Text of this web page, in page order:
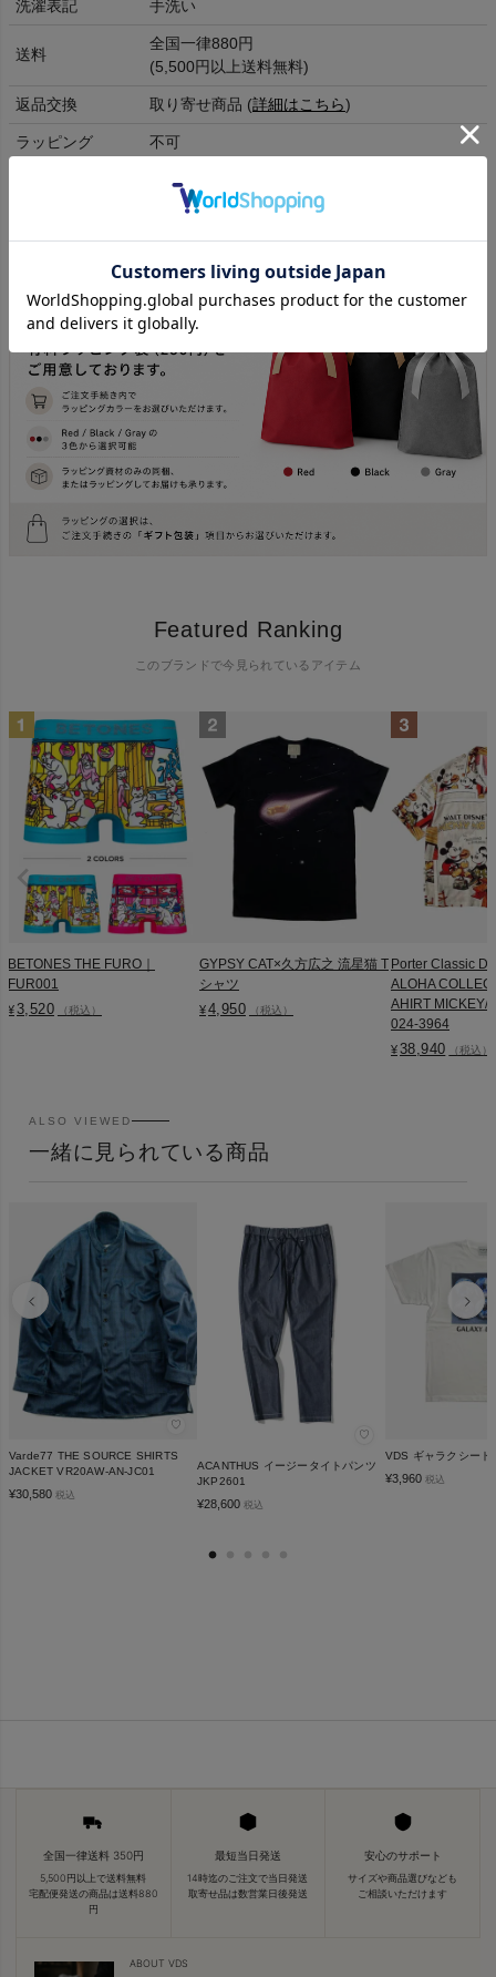
洗濯表記 手洗い
送料
全国一律880円
(5,500円以上送料無料)
返品交換 取り寄せ商品 (詳細はこちら)
ラッピング 不可
3～5営業日
Featured Ranking
このブランドで今見られているアイテム
BETONES THE FURO｜
FUR001
¥ 3,520 （税込）
GYPSY CAT×久方広之 流星猫 T
シャツ
¥4,950 （税込）
Porter Classic
ALOHA
AHIRT MICKEY/
024-3964
¥ 38,940 （税込）
ALSO VIEWED
一緒に見られている商品
♡
Varde77 THE SOURCE SHIRTS
JACKET VR20AW-AN-JC01
¥30,580 税込
♡
ACANTHUS イージータイトパンツ
JKP2601
¥28,600 税込
VDS ギャラクシード
¥3,960 税込
全国一律送料 350円
5,500円以上で送料無料
宅配便発送の商品は送料880
円
最短当日発送
14時迄のご注文で当日発送
取寄せ品は数営業日後発送
安心のサポート
サイズや商品選びなども
ご相談いただけます
ABOUT VDS